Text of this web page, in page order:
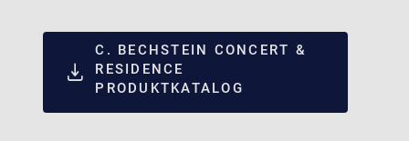
C. BECHSTEIN CONCERT &
RESIDENCE
PRODUKTKATALOG